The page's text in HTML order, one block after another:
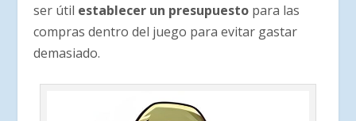
ser útil establecer un presupuesto para las
compras dentro del juego para evitar gastar
demasiado.